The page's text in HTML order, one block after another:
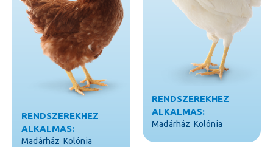
RENDSZEREKHEZ
ALKALMAS:
Madárház Kolónia
RENDSZEREKHEZ
ALKALMAS:
Madárház Kolónia